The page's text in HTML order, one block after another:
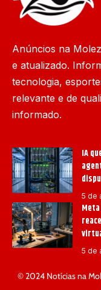
Anúncios na
e atualizado.
tecnologia,
relevante e de
informado.
IA
5 de
5 de
© 2024 Notícias na